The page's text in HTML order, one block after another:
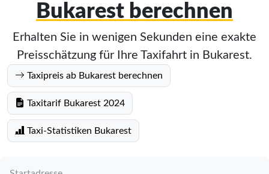
Bukarest berechnen
Erhalten Sie in wenigen Sekunden eine exakte
Preisschätzung für Ihre Taxifahrt in Bukarest.
Taxipreis ab Bukarest berechnen
Taxitarif Bukarest 2024
Taxi-Statistiken Bukarest